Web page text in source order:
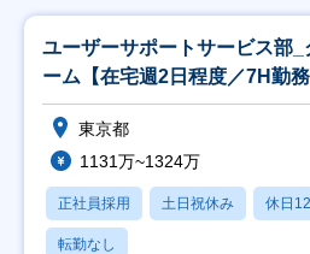
ユーザーサポートサービス部
ーム【在宅週2日程度／7H勤
東京都
1131万~1324万
正社員採用 土日祝休み 休日
転勤なし